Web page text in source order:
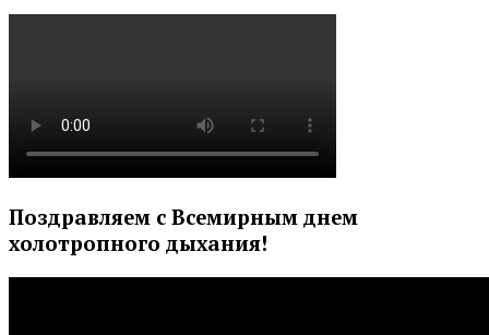
Поздравляем с Всемирным днем
холотропного дыхания!